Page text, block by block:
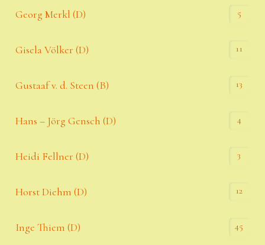
Georg Merkl (D) 5
Gisela Völker (D) 11
Gustaaf v. d. Steen (B) 13
Hans – Jörg Gensch (D) 4
Heidi Fellner (D) 3
Horst Diehm (D) 12
Inge Thiem (D) 45